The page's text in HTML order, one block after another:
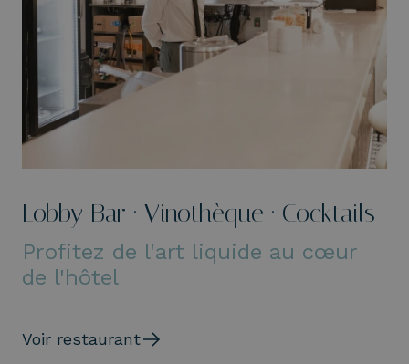
Lobby Bar · Vinothèque · Cocktails
Profitez de l'art liquide au cœur
de l'hôtel
Voir restaurant